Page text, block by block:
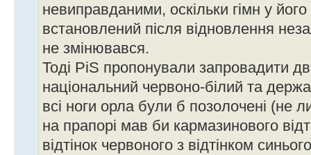
невиправданими, оскільки гімн у
встановлений після відновлення
не змінювався.
Тоді PiS пропонували запровадити
національний червоно-білий та
всі ноги орла були б позолочені (не
на прапорі мав би кармазинового
відтінок червоного з відтінком